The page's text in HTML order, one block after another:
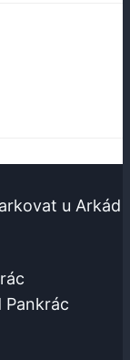
Pankrác